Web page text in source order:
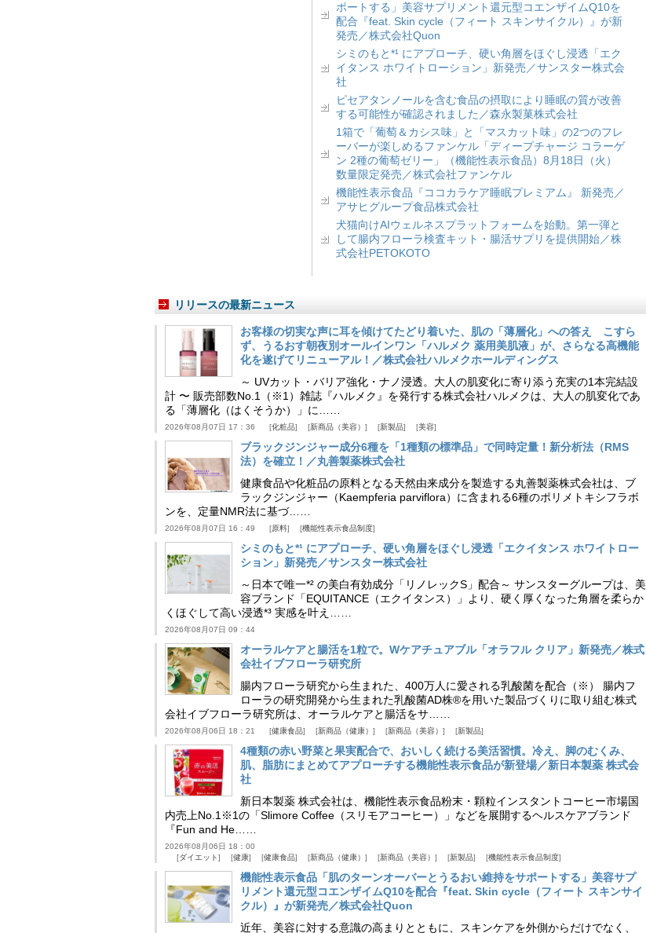
ポートする」美容サプリメント還元型コエンザイムQ10を
配合『feat. Skin cycle（フィート スキンサイクル）』が新
発売／株式会社Quon
シミのもと*¹ にアプローチ、硬い角層をほぐし浸透「エク
イタンス ホワイトローション」新発売／サンスター株式会
社
ピセアタンノールを含む食品の摂取により睡眠の質が改善
する可能性が確認されました／森永製菓株式会社
1箱で「葡萄＆カシス味」と「マスカット味」の2つのフレ
ーバーが楽しめるファンケル「ディープチャージ コラーゲ
ン 2種の葡萄ゼリー」（機能性表示食品）8月18日（火）
数量限定発売／株式会社ファンケル
機能性表示食品『ココカラケア睡眠プレミアム』 新発売／
アサヒグループ食品株式会社
犬猫向けAIウェルネスプラットフォームを始動。第一弾と
して腸内フローラ検査キット・腸活サプリを提供開始／株
式会社PETOKOTO
リリースの最新ニュース
お客様の切実な声に耳を傾けてたどり着いた、肌の「薄層化」への答え こすら
ず、うるおす朝夜別オールインワン「ハルメク 薬用美肌液」が、さらなる高機能
化を遂げてリニューアル！／株式会社ハルメクホールディングス
～ UVカット・バリア強化・ナノ浸透。大人の肌変化に寄り添う充実の1本完結設
計 〜 販売部数No.1（※1）雑誌『ハルメク』を発行する株式会社ハルメクは、大人の肌変化であ
る「薄層化（はくそうか）」に……
2026年08月07日 17：36 化粧品 新商品（美容） 新製品 美容
ブラックジンジャー成分6種を「1種類の標準品」で同時定量！新分析法（RMS
法）を確立！／丸善製薬株式会社
健康食品や化粧品の原料となる天然由来成分を製造する丸善製薬株式会社は、ブ
ラックジンジャー（Kaempferia parviflora）に含まれる6種のポリメトキシフラボ
ンを、定量NMR法に基づ……
2026年08月07日 16：49 原料 機能性表示食品制度
シミのもと*¹ にアプローチ、硬い角層をほぐし浸透「エクイタンス ホワイトロー
ション」新発売／サンスター株式会社
～日本で唯一*² の美白有効成分「リノレックS」配合～ サンスターグループは、美
容ブランド「EQUITANCE（エクイタンス）」より、硬く厚くなった角層を柔らか
くほぐして高い浸透*³ 実感を叶え……
2026年08月07日 09：44
オーラルケアと腸活を1粒で。Wケアチュアブル「オラフル クリア」新発売／株式
会社イブフローラ研究所
腸内フローラ研究から生まれた、400万人に愛される乳酸菌を配合（※） 腸内フ
ローラの研究開発から生まれた乳酸菌AD株®を用いた製品づくりに取り組む株式
会社イブフローラ研究所は、オーラルケアと腸活をサ……
2026年08月06日 18：21 健康食品 新商品（健康） 新商品（美容） 新製品
4種類の赤い野菜と果実配合で、おいしく続ける美活習慣。冷え、脚のむくみ、
肌、脂肪にまとめてアプローチする機能性表示食品が新登場／新日本製薬 株式会
社
新日本製薬 株式会社は、機能性表示食品粉末・顆粒インスタントコーヒー市場国
内売上No.1※1の「Slimore Coffee（スリモアコーヒー）」などを展開するヘルスケアブランド
『Fun and He……
2026年08月06日 18：00
ダイエット
健康 健康食品 新商品（健康） 新商品（美容） 新製品 機能性表示食品制度
機能性表示食品「肌のターンオーバーとうるおい維持をサポートする」美容サプ
リメント還元型コエンザイムQ10を配合『feat. Skin cycle（フィート スキンサイ
クル）』が新発売／株式会社Quon
近年、美容に対する意識の高まりとともに、スキンケアを外側からだけでなく、